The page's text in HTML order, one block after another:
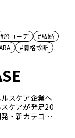
#旅コーデ
#結婚
#骨格診断
スケア企業へ
ケアが発足20
・新カテゴリ
のエピソード